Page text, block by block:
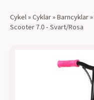
Cykel »Cyklar»Barncyklar»
Scooter 7.0 - Svart/Rosa